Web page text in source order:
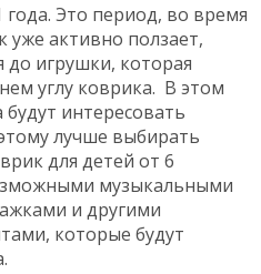
Это период, во время
уже активно ползает,
до игрушки, которая
углу коврика. В этом
интересовать
лучше выбирать
для детей от 6
музыкальными
и другими
которые будут